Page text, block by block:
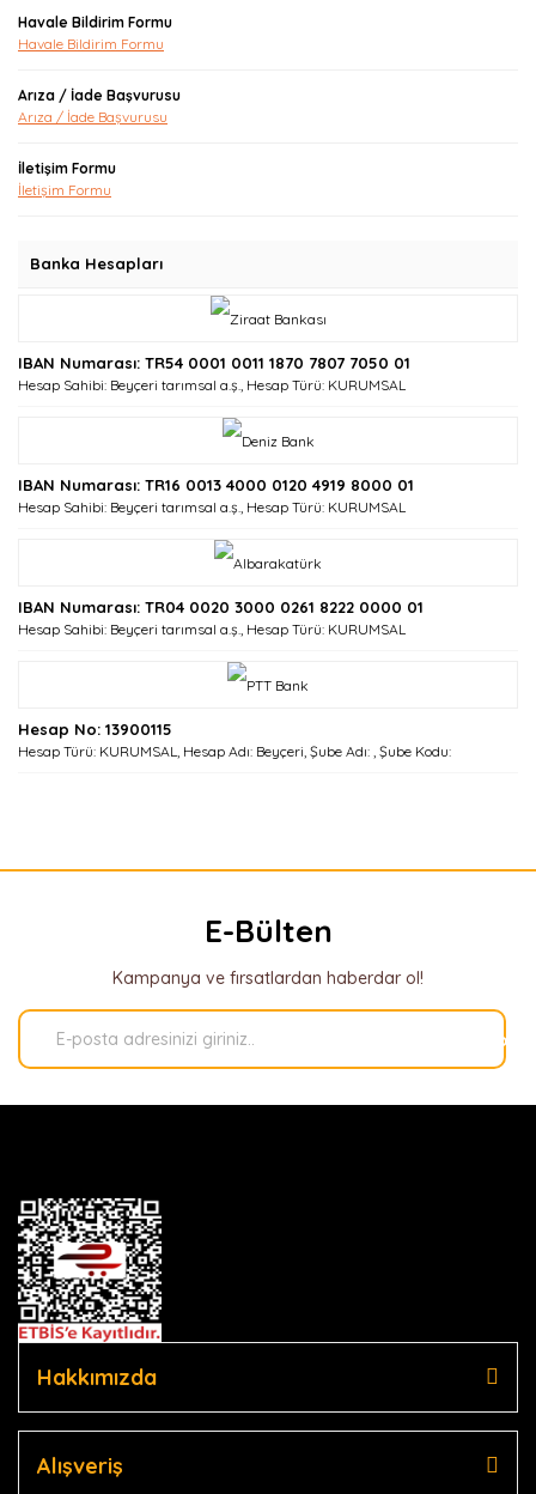
Havale Bildirim Formu
Havale Bildirim Formu
Arıza / İade Başvurusu
Arıza / İade Başvurusu
İletişim Formu
İletişim Formu
Banka Hesapları
IBAN Numarası: TR54 0001 0011 1870 7807 7050 01
Hesap Sahibi: Beyçeri tarımsal a.ş., Hesap Türü: KURUMSAL
IBAN Numarası: TR16 0013 4000 0120 4919 8000 01
Hesap Sahibi: Beyçeri tarımsal a.ş., Hesap Türü: KURUMSAL
IBAN Numarası: TR04 0020 3000 0261 8222 0000 01
Hesap Sahibi: Beyçeri tarımsal a.ş., Hesap Türü: KURUMSAL
Hesap No: 13900115
Hesap Türü: KURUMSAL, Hesap Adı: Beyçeri, Şube Adı: , Şube Kodu:
E-Bülten
Kampanya ve fırsatlardan haberdar ol!
Kaydol
Hakkımızda
Alışveriş